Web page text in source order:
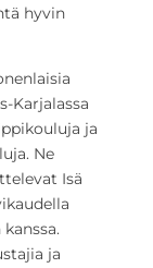
hyvin
Karjalassa
ja
Ne
Isä
ja